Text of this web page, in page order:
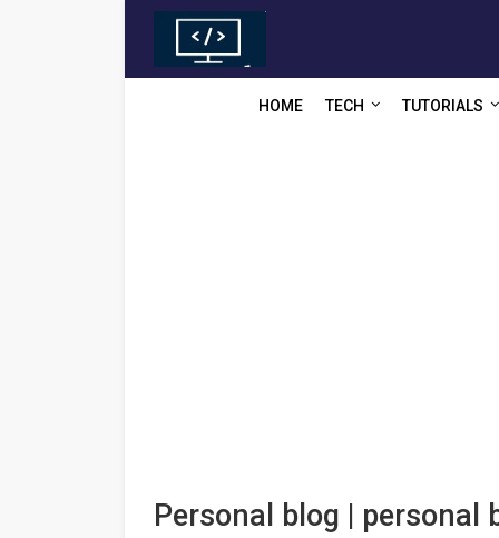
HOME TECH TUTORIALS
Personal blog | personal